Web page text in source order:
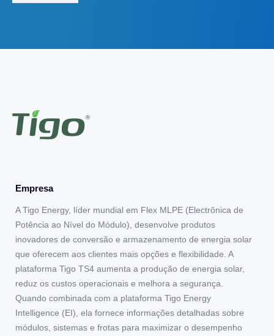
Empresa
A Tigo Energy, líder mundial em Flex MLPE (Electrônica de
Potência ao Nível do Módulo), desenvolve produtos
inovadores de conversão e armazenamento de energia solar
que oferecem aos clientes mais opções e flexibilidade. A
plataforma Tigo TS4 aumenta a produção de energia solar,
reduz os custos operacionais e melhora a segurança.
Quando combinada com a plataforma Tigo Energy
Intelligence (EI), ela fornece informações detalhadas sobre
módulos, sistemas e frotas para maximizar o desempenho